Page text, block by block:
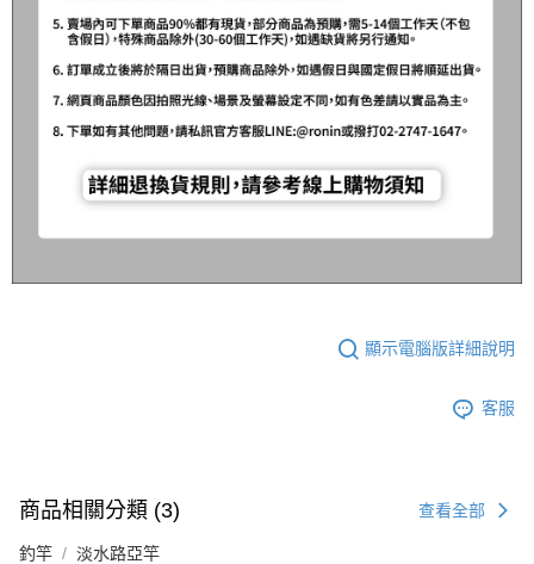
顯示電腦版詳細說明
客服
商品相關分類 (3) 查看全部
釣竿 淡水路亞竿